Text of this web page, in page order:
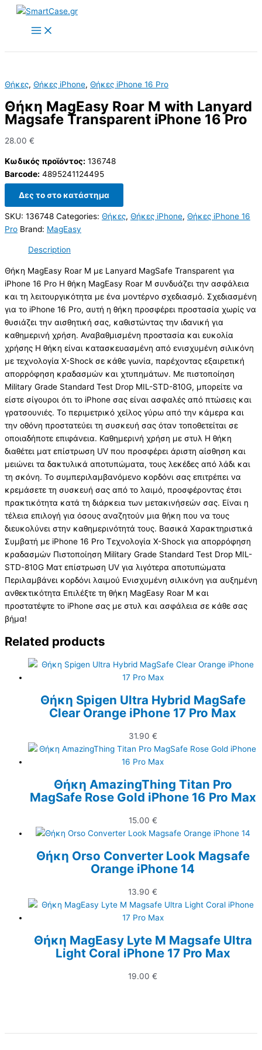
Skip
content
Θήκες, Θήκες iPhone, Θήκες iPhone 16 Pro
Θήκη MagEasy Roar M with Lanyard
Magsafe Transparent iPhone 16 Pro
28.00 €
Κωδικός προϊόντος: 136748
Barcode: 4895241124495
Δες το στο κατάστημα
SKU: 136748 Categories: Θήκες, Θήκες iPhone, Θήκες iPhone 16
Pro Brand: MagEasy
Description
Θήκη MagEasy Roar M με Lanyard MagSafe Transparent για
iPhone 16 Pro Η θήκη MagEasy Roar M συνδυάζει την ασφάλεια
και τη λειτουργικότητα με ένα μοντέρνο σχεδιασμό. Σχεδιασμένη
για το iPhone 16 Pro, αυτή η θήκη προσφέρει προστασία χωρίς να
θυσιάζει την αισθητική σας, καθιστώντας την ιδανική για
καθημερινή χρήση. Αναβαθμισμένη προστασία και ευκολία
χρήσης Η θήκη είναι κατασκευασμένη από ενισχυμένη σιλικόνη
με τεχνολογία X-Shock σε κάθε γωνία, παρέχοντας εξαιρετική
απορρόφηση κραδασμών και χτυπημάτων. Με πιστοποίηση
Military Grade Standard Test Drop MIL-STD-810G, μπορείτε να
είστε σίγουροι ότι το iPhone σας είναι ασφαλές από πτώσεις και
γρατσουνιές. Το περιμετρικό χείλος γύρω από την κάμερα και
την οθόνη προστατεύει τη συσκευή σας όταν τοποθετείται σε
οποιαδήποτε επιφάνεια. Καθημερινή χρήση με στυλ Η θήκη
διαθέτει ματ επίστρωση UV που προσφέρει άριστη αίσθηση και
μειώνει τα δακτυλικά αποτυπώματα, τους λεκέδες από λάδι και
τη σκόνη. Το συμπεριλαμβανόμενο κορδόνι σας επιτρέπει να
κρεμάσετε τη συσκευή σας από το λαιμό, προσφέροντας έτσι
πρακτικότητα κατά τη διάρκεια των μετακινήσεών σας. Είναι η
τέλεια επιλογή για όσους αναζητούν μια θήκη που να τους
διευκολύνει στην καθημερινότητά τους. Βασικά Χαρακτηριστικά
Συμβατή με iPhone 16 Pro Τεχνολογία X-Shock για απορρόφηση
κραδασμών Πιστοποίηση Military Grade Standard Test Drop MIL-
STD-810G Ματ επίστρωση UV για λιγότερα αποτυπώματα
Περιλαμβάνει κορδόνι λαιμού Ενισχυμένη σιλικόνη για αυξημένη
ανθεκτικότητα Επιλέξτε τη θήκη MagEasy Roar M και
προστατέψτε το iPhone σας με στυλ και ασφάλεια σε κάθε σας
βήμα!
Related products
Θήκη Spigen Ultra Hybrid MagSafe
Clear Orange iPhone 17 Pro Max
31.90 €
Θήκη AmazingThing Titan Pro
MagSafe Rose Gold iPhone 16 Pro Max
15.00 €
Θήκη Orso Converter Look Magsafe
Orange iPhone 14
13.90 €
Θήκη MagEasy Lyte M Magsafe Ultra
Light Coral iPhone 17 Pro Max
19.00 €